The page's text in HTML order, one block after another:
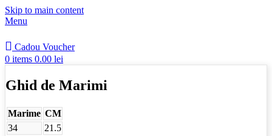
Skip to main content
Menu
Cadou Voucher
0 items 0.00 lei
Ghid de Marimi
Marime CM
34
21.5